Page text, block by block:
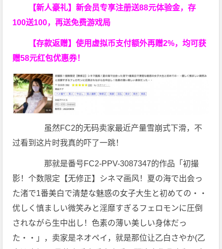
【新人豪礼】新会员专享注册送88元体验金，存
100送100，再送免费游戏局
【存款返赠】使用虚拟币支付额外再赠2%，均可获
赠58元红包优惠券！
虽然FC2的无码卖家最近产量雪崩式下滑，不
过看到这片时我真的吓了一跳！
那就是番号FC2-PPV-3087347的作品「初撮
影！个数限定【无修正】シネマ画风！夏の海で出会っ
た渚で1番美白で清楚な魅惑の女子大生と初めての・・
优しく慎ましい微笑みと淫靡すぎるフェロモンに圧倒
されながら生中出し！色素の薄い美しい身体だっ
た・・」，卖家是ネオペイ，就是那位让乙白さやか(乙